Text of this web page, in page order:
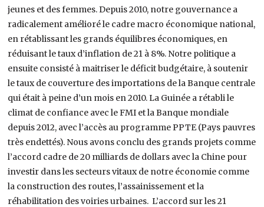
jeunes et des femmes. Depuis 2010, notre gouvernance a
radicalement amélioré le cadre macro économique national,
en rétablissant les grands équilibres économiques, en
réduisant le taux d’inflation de 21 à 8%. Notre politique a
ensuite consisté à maitriser le déficit budgétaire, à soutenir
le taux de couverture des importations de la Banque centrale
qui était à peine d’un mois en 2010. La Guinée a rétabli le
climat de confiance avec le FMI et la Banque mondiale
depuis 2012, avec l’accès au programme PPTE (Pays pauvres
très endettés). Nous avons conclu des grands projets comme
l’accord cadre de 20 milliards de dollars avec la Chine pour
investir dans les secteurs vitaux de notre économie comme
la construction des routes, l’assainissement et la
réhabilitation des voiries urbaines. L’accord sur les 21